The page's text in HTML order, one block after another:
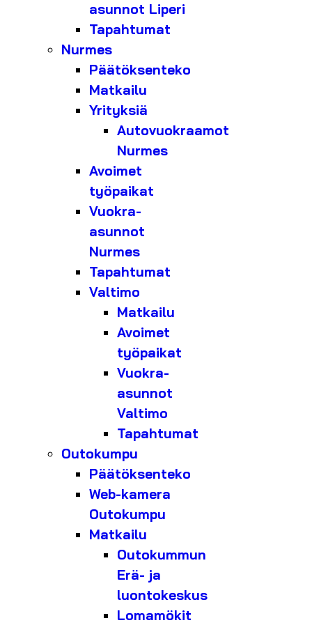
asunnot Liperi
Tapahtumat
Nurmes
Päätöksenteko
Matkailu
Yrityksiä
Autovuokraamot
Nurmes
Avoimet
työpaikat
Vuokra-
asunnot
Nurmes
Tapahtumat
Valtimo
Matkailu
Avoimet
työpaikat
Vuokra-
asunnot
Valtimo
Tapahtumat
Outokumpu
Päätöksenteko
Web-kamera
Outokumpu
Matkailu
Outokummun
Erä- ja
luontokeskus
Lomamökit